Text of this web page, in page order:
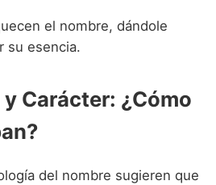
el nombre, dándole
su esencia.
Carácter: ¿Cómo
del nombre sugieren que